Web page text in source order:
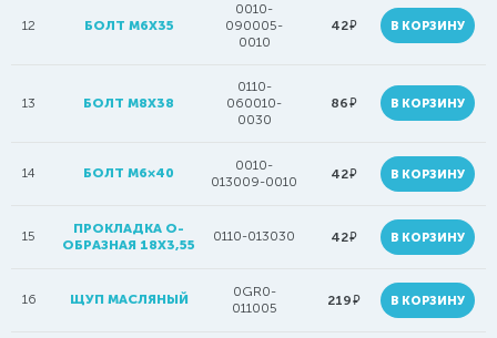
12 БОЛТ M6X35
0010-
090005-
0010
42руб. В КОРЗИНУ
13 БОЛТ М8Х38
0110-
060010-
0030
86руб. В КОРЗИНУ
14 БОЛТ M6×40
0010-
013009-0010
42руб. В КОРЗИНУ
15
ПРОКЛАДКА О-
ОБРАЗНАЯ 18Х3,55
0110-013030 42руб. В КОРЗИНУ
16 ЩУП МАСЛЯНЫЙ
0GR0-
011005
219руб. В КОРЗИНУ